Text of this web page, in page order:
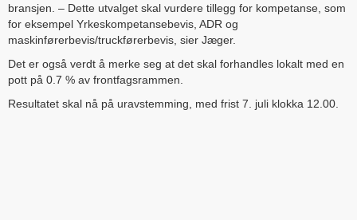
bransjen. – Dette utvalget skal vurdere tillegg for kompetanse, som
for eksempel Yrkeskompetansebevis, ADR og
maskinførerbevis/truckførerbevis, sier Jæger.
Det er også verdt å merke seg at det skal forhandles lokalt med en
pott på 0.7 % av frontfagsrammen.
Resultatet skal nå på uravstemming, med frist 7. juli klokka 12.00.